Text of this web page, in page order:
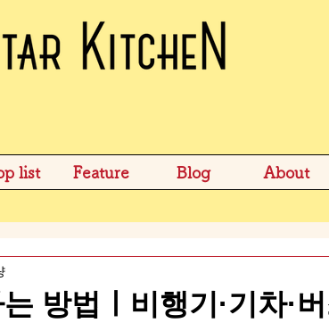
list Feature Blog About
방법ㅣ비행기·기차·